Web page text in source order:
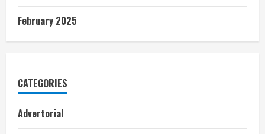
February 2025
CATEGORIES
Advertorial